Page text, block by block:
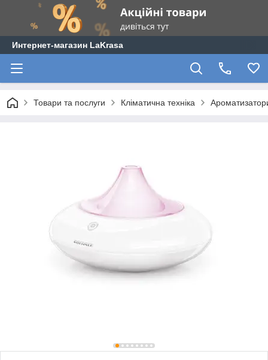
Интернет-магазин LaKrasa
Товари та послуги Кліматична техніка